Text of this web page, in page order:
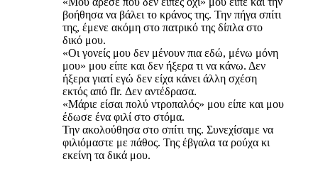
βοήθησα να βάλει το κράνος της. Την πήγα σπίτι
της, έμενε ακόμη στο πατρικό της δίπλα στο
δικό μου.
«Οι γονείς μου δεν μένουν πια εδώ, μένω μόνη
μου» μου είπε και δεν ήξερα τι να κάνω. Δεν
ήξερα γιατί εγώ δεν είχα κάνει άλλη σχέση
εκτός από flr. Δεν αντέδρασα.
«Μάριε είσαι πολύ ντροπαλός» μου είπε και μου
έδωσε ένα φιλί στο στόμα.
Την ακολούθησα στο σπίτι της. Συνεχίσαμε να
φιλιόμαστε με πάθος. Της έβγαλα τα ρούχα κι
εκείνη τα δικά μου.